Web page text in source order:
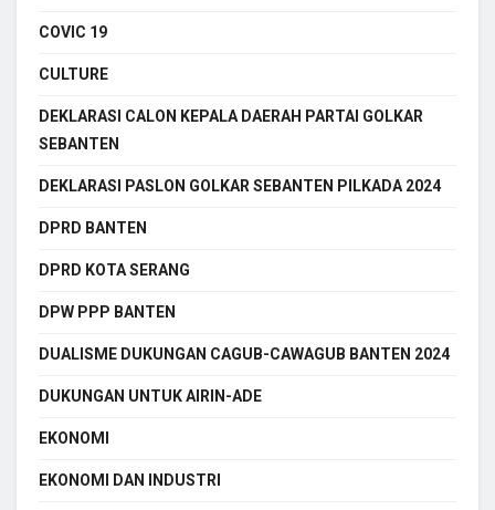
COVIC 19
CULTURE
DEKLARASI CALON KEPALA DAERAH PARTAI GOLKAR
SEBANTEN
DEKLARASI PASLON GOLKAR SEBANTEN PILKADA 2024
DPRD BANTEN
DPRD KOTA SERANG
DPW PPP BANTEN
DUALISME DUKUNGAN CAGUB-CAWAGUB BANTEN 2024
DUKUNGAN UNTUK AIRIN-ADE
EKONOMI
EKONOMI DAN INDUSTRI